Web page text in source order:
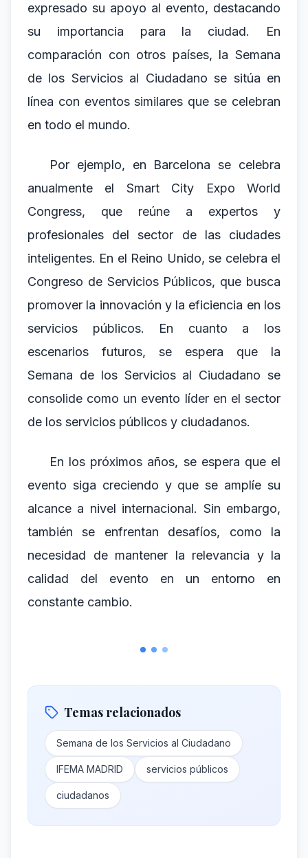
expresado su apoyo al evento, destacando
su importancia para la ciudad. En
comparación con otros países, la Semana
de los Servicios al Ciudadano se sitúa en
línea con eventos similares que se celebran
en todo el mundo.
Por ejemplo, en Barcelona se celebra
anualmente el Smart City Expo World
Congress, que reúne a expertos y
profesionales del sector de las ciudades
inteligentes. En el Reino Unido, se celebra el
Congreso de Servicios Públicos, que busca
promover la innovación y la eficiencia en los
servicios públicos. En cuanto a los
escenarios futuros, se espera que la
Semana de los Servicios al Ciudadano se
consolide como un evento líder en el sector
de los servicios públicos y ciudadanos.
En los próximos años, se espera que el
evento siga creciendo y que se amplíe su
alcance a nivel internacional. Sin embargo,
también se enfrentan desafíos, como la
necesidad de mantener la relevancia y la
calidad del evento en un entorno en
constante cambio.
Temas relacionados
Semana de los Servicios al Ciudadano
IFEMA MADRID servicios públicos
ciudadanos